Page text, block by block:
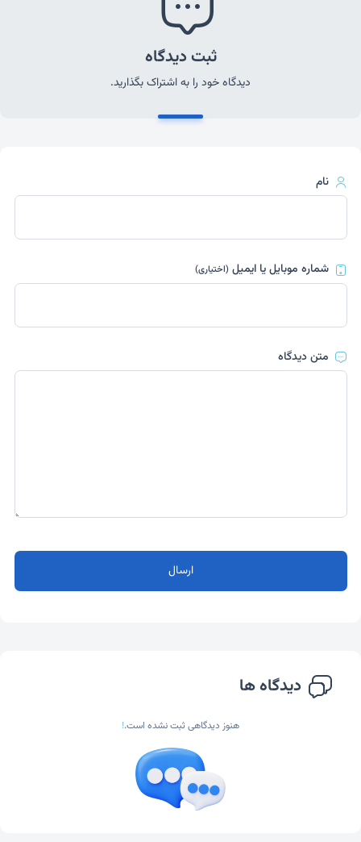
ثبت دیدگاه
دیدگاه خود را به اشتراک بگذارید.
نام
شماره موبایل یا ایمیل(اختیاری)
متن دیدگاه
ارسال
دیدگاه ها
هنوز دیدگاهی ثبت نشده است.!